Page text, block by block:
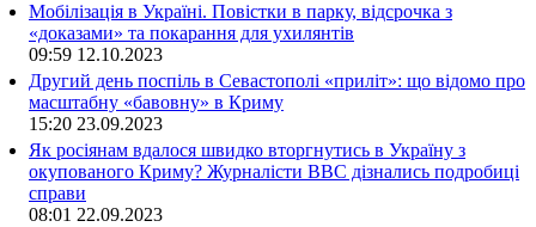
Мобілізація в Україні. Повістки в парку, відсрочка з
«доказами» та покарання для ухилянтів
09:59 12.10.2023
Другий день поспіль в Севастополі «приліт»: що відомо про
масштабну «бавовну» в Криму
15:20 23.09.2023
Як росіянам вдалося швидко вторгнутись в Україну з
окупованого Криму? Журналісти ВВС дізнались подробиці
справи
08:01 22.09.2023